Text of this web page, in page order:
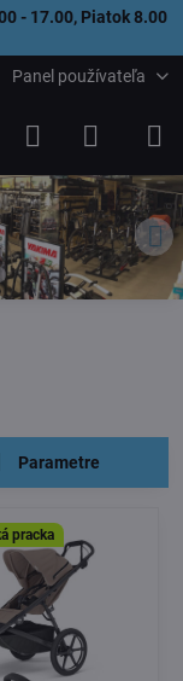
- 17.00, Piatok 8.00
Panel používateľa
Parametre
pracka